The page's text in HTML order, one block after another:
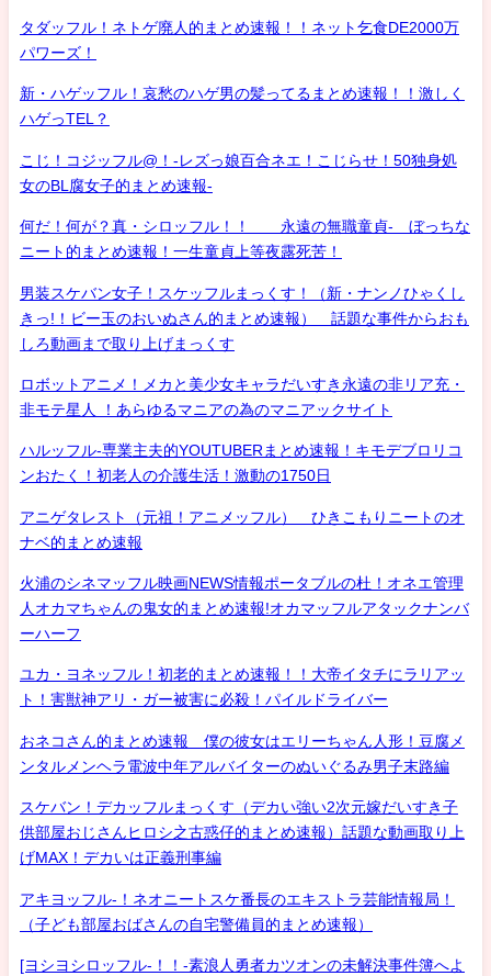
タダッフル！ネトゲ廃人的まとめ速報！！ネット乞食DE2000万
パワーズ！
新・ハゲッフル！哀愁のハゲ男の髪ってるまとめ速報！！激しく
ハゲっTEL？
こじ！コジッフル@！-レズっ娘百合ネエ！こじらせ！50独身処
女のBL腐女子的まとめ速報-
何だ！何が？真・シロッフル！！ 永遠の無職童貞- ぼっちな
ニート的まとめ速報！一生童貞上等夜露死苦！
男装スケバン女子！スケッフルまっくす！（新・ナンノひゃくし
きっ!！ビー玉のおいぬさん的まとめ速報） 話題な事件からおも
しろ動画まで取り上げまっくす
ロボットアニメ！メカと美少女キャラだいすき永遠の非リア充・
非モテ星人 ！あらゆるマニアの為のマニアックサイト
ハルッフル-専業主夫的YOUTUBERまとめ速報！キモデブロリコ
ンおたく！初老人の介護生活！激動の1750日
アニゲタレスト（元祖！アニメッフル） ひきこもりニートのオ
ナベ的まとめ速報
火浦のシネマッフル映画NEWS情報ポータブルの杜！オネエ管理
人オカマちゃんの鬼女的まとめ速報!オカマッフルアタックナンバ
ーハーフ
ユカ・ヨネッフル！初老的まとめ速報！！大帝イタチにラリアッ
ト！害獣神アリ・ガー被害に必殺！パイルドライバー
おネコさん的まとめ速報 僕の彼女はエリーちゃん人形！豆腐メ
ンタルメンヘラ電波中年アルバイターのぬいぐるみ男子末路編
スケバン！デカッフルまっくす（デカい強い2次元嫁だいすき子
供部屋おじさんヒロシ之古惑仔的まとめ速報）話題な動画取り上
げMAX！デカいは正義刑事編
アキヨッフル-！ネオニートスケ番長のエキストラ芸能情報局！
（子ども部屋おばさんの自宅警備員的まとめ速報）
[ヨシヨシロッフル-！！-素浪人勇者カツオンの未解決事件簿へよ